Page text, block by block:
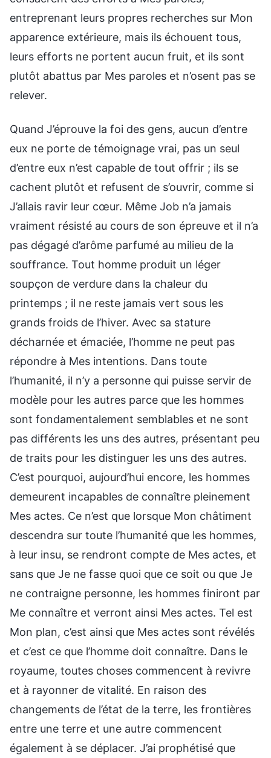
entreprenant leurs propres recherches sur Mon
apparence extérieure, mais ils échouent tous,
leurs efforts ne portent aucun fruit, et ils sont
plutôt abattus par Mes paroles et n’osent pas se
relever.
Quand J’éprouve la foi des gens, aucun d’entre
eux ne porte de témoignage vrai, pas un seul
d’entre eux n’est capable de tout offrir ; ils se
cachent plutôt et refusent de s’ouvrir, comme si
J’allais ravir leur cœur. Même Job n’a jamais
vraiment résisté au cours de son épreuve et il n’a
pas dégagé d’arôme parfumé au milieu de la
souffrance. Tout homme produit un léger
soupçon de verdure dans la chaleur du
printemps ; il ne reste jamais vert sous les
grands froids de l’hiver. Avec sa stature
décharnée et émaciée, l’homme ne peut pas
répondre à Mes intentions. Dans toute
l’humanité, il n’y a personne qui puisse servir de
modèle pour les autres parce que les hommes
sont fondamentalement semblables et ne sont
pas différents les uns des autres, présentant peu
de traits pour les distinguer les uns des autres.
C’est pourquoi, aujourd’hui encore, les hommes
demeurent incapables de connaître pleinement
Mes actes. Ce n’est que lorsque Mon châtiment
descendra sur toute l’humanité que les hommes,
à leur insu, se rendront compte de Mes actes, et
sans que Je ne fasse quoi que ce soit ou que Je
ne contraigne personne, les hommes finiront par
Me connaître et verront ainsi Mes actes. Tel est
Mon plan, c’est ainsi que Mes actes sont révélés
et c’est ce que l’homme doit connaître. Dans le
royaume, toutes choses commencent à revivre
et à rayonner de vitalité. En raison des
changements de l’état de la terre, les frontières
entre une terre et une autre commencent
également à se déplacer. J’ai prophétisé que